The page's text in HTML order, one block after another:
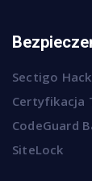
Sectigo
Certyfikacja
CodeGuard
SiteLock